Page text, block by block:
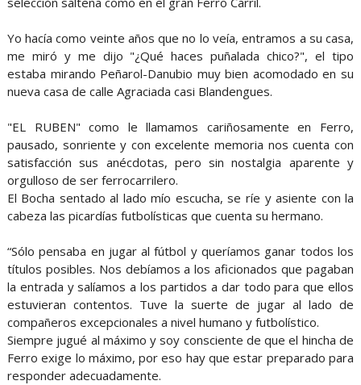
Yo hacía como veinte años que no lo veía, entramos a su casa,
me miró y me dijo "¿Qué haces puñalada chico?", el tipo
estaba mirando Peñarol-Danubio muy bien acomodado en su
nueva casa de calle Agraciada casi Blandengues.
"EL RUBEN" como le llamamos cariñosamente en Ferro,
pausado, sonriente y con excelente memoria nos cuenta con
satisfacción sus anécdotas, pero sin nostalgia aparente y
orgulloso de ser ferrocarrilero.
El Bocha sentado al lado mío escucha, se ríe y asiente con la
cabeza las picardías futbolísticas que cuenta su hermano.
“Sólo pensaba en jugar al fútbol y queríamos ganar todos los
títulos posibles. Nos debíamos a los aficionados que pagaban
la entrada y salíamos a los partidos a dar todo para que ellos
estuvieran contentos. Tuve la suerte de jugar al lado de
compañeros excepcionales a nivel humano y futbolístico.
Siempre jugué al máximo y soy consciente de que el hincha de
Ferro exige lo máximo, por eso hay que estar preparado para
responder adecuadamente.